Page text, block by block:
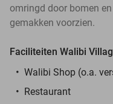
omringd door bomen
gemakken voorzien.
Faciliteiten Walibi
Walibi Shop (o.a.
Restaurant